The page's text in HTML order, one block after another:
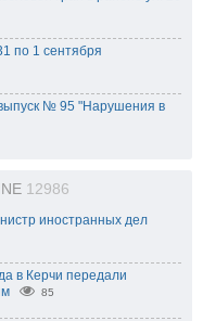
по 1 сентября
№ 95 "Нарушения в
12986
иностранных дел
в Керчи передали
85